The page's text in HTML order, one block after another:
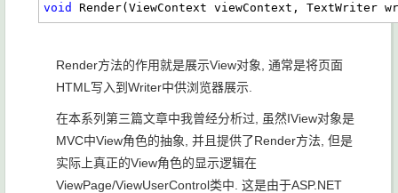
void Render(ViewContext viewContext, TextWriter
Render方法的作用就是展示View对象, 通常是将页面
HTML写入到Writer中供浏览器展示.
在本系列第三篇文章中我曾经分析过, 虽然IView对象是
MVC中View角色的抽象, 并且提供了Render方法, 但是
实际上真正的View角色的显示逻辑在
ViewPage/ViewUserControl类中. 这是由于ASP.NET